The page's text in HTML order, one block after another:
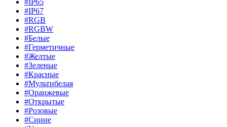
#IP65
#IP67
#RGB
#RGBW
#Белые
#Герметичные
#Желтые
#Зеленые
#Красные
#Мультибелая
#Оранжевые
#Открытые
#Розовые
#Синие